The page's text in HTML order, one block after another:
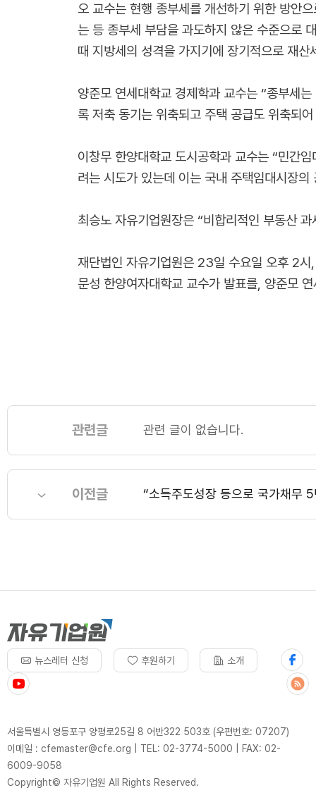
오 교수는 현행 종부세를 개선하기 위한 방안
는 등 종부세 부담을 과도하지 않은 수준으로
때 지방세의 성격을 가지기에 장기적으로 재
양준모 연세대학교 경제학과 교수는 “종부세
록 저축 동기는 위축되고 주택 공급도 위축되
이창무 한양대학교 도시공학과 교수는 “민간
려는 시도가 있는데 이는 국내 주택임대시장
최승노 자유기업원장은 “비합리적인 부동산
재단법인 자유기업원은 23일 수요일 오후 2시
문성 한양여자대학교 교수가 발표를, 양준모
관련글 관련 글이 없습니다.
이전글 “소득주도성장 등으로 국가채무
뉴스레터 신청 후원하기 소개
서울특별시 영등포구 양평로25길 8 어반322 503호 (우편번호: 07207)
이메일 : cfemaster@cfe.org
TEL: 02-3774-5000
FAX: 02-
6009-9058
Copyright© 자유기업원 All Rights Reserved.